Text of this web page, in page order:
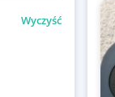
Wyczyść